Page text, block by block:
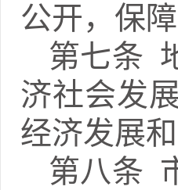
公开，保
第七条
济社会发
经济发展
第八条